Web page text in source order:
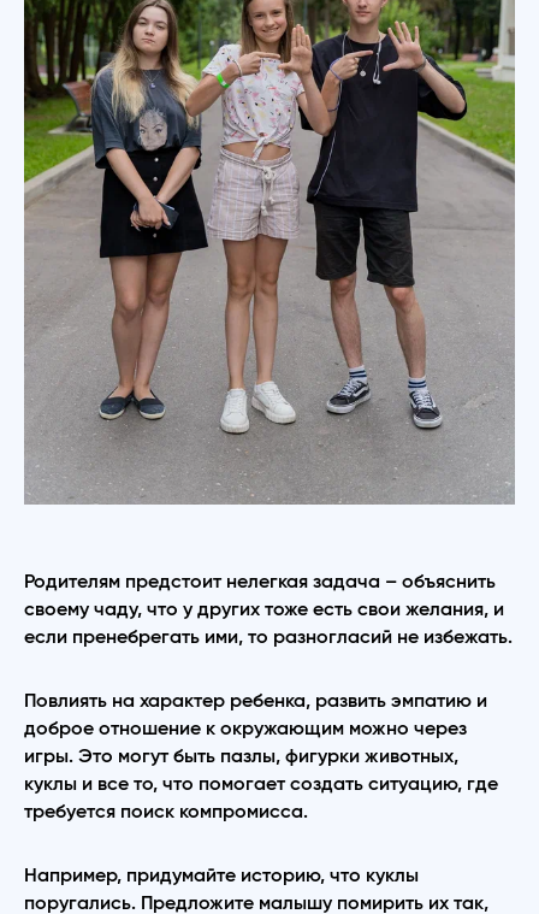
Родителям предстоит нелегкая задача – объяснить
своему чаду, что у других тоже есть свои желания, и
если пренебрегать ими, то разногласий не избежать.
Повлиять на характер ребенка, развить эмпатию и
доброе отношение к окружающим можно через
игры. Это могут быть пазлы, фигурки животных,
куклы и все то, что помогает создать ситуацию, где
требуется поиск компромисса.
Например, придумайте историю, что куклы
поругались. Предложите малышу помирить их так,